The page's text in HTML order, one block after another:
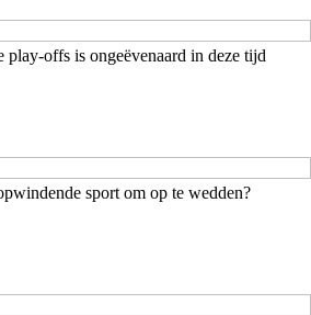
offs is ongeëvenaard in deze tijd
sport om op te wedden?